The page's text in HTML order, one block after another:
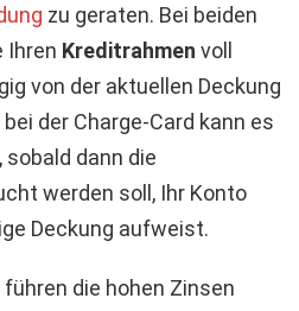
zu geraten. Bei beiden
Ihren Kreditrahmen voll
von der aktuellen Deckung
der Charge-Card kann es
sobald dann die
werden soll, Ihr Konto
Deckung aufweist.
führen die hohen Zinsen